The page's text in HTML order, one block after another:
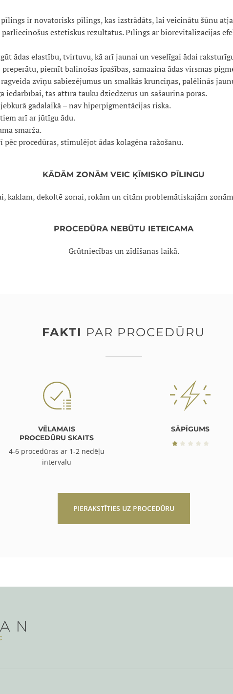
ir novatorisks pīlings, kas izstrādāts, lai veicinātu šūnu
pārliecinošus estētiskus rezultātus. Pīlings ar biorevitalizācijas
ādas elastību, tvirtuvu, kā arī jaunai un veselīgai ādai
piemīt balinošas īpašības, samazina ādas virsmas
zvīņu sabiezējumus un smalkās krunciņas, palēlinās
iedarbībai, tas attīra tauku dziedzerus un sašaurina poras.
gadalaikā – nav hiperpigmentācijas riska.
arī ar jūtīgu ādu.
smarža.
pēc procedūras, stimulējot ādas kolagēna ražošanu.
KĀDĀM ZONĀM VEIC ĶĪMISKO PĪLINGU
kaklam, dekoltē zonai, rokām un citām problemātiskajām
PROCEDŪRA NEBŪTU IETEICAMA
Grūtniecības un zīdīšanas laikā.
FAKTI PAR PROCEDŪRU
VĒLAMAIS
PROCEDŪRU SKAITS
4-6 procedūras ar 1-2 nedēļu
intervālu
SĀPĪGUMS
PIERAKSTĪTIES UZ PROCEDŪRU